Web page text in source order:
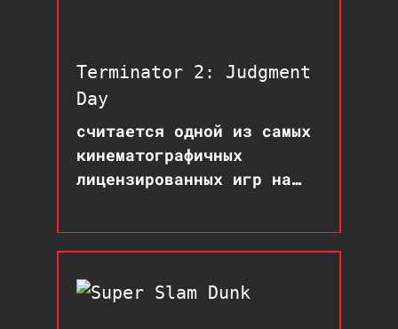
Terminator 2: Judgment
Day
считается одной из самых
кинематографичных
лицензированных игр на